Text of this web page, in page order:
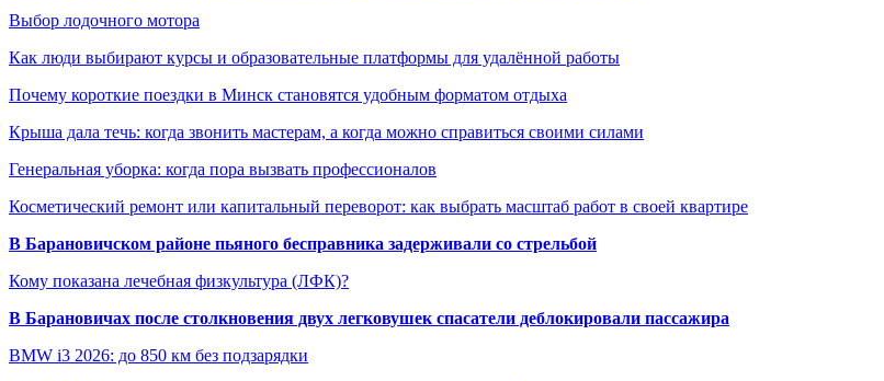
Выбор лодочного мотора
Как люди выбирают курсы и образовательные платформы для удалённой работы
Почему короткие поездки в Минск становятся удобным форматом отдыха
Крыша дала течь: когда звонить мастерам, а когда можно справиться своими силами
Генеральная уборка: когда пора вызвать профессионалов
Косметический ремонт или капитальный переворот: как выбрать масштаб работ в своей квартире
В Барановичском районе пьяного бесправника задерживали со стрельбой
Кому показана лечебная физкультура (ЛФК)?
В Барановичах после столкновения двух легковушек спасатели деблокировали пассажира
BMW i3 2026: до 850 км без подзарядки